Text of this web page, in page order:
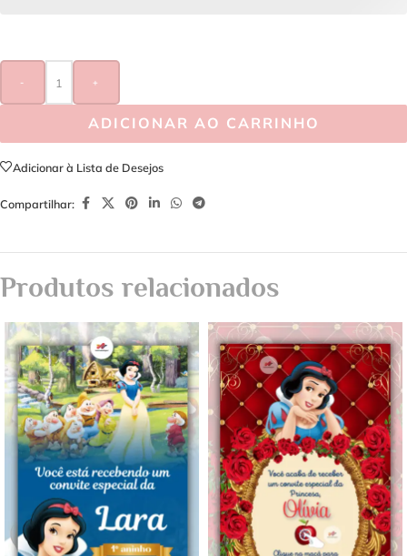
- +
ADICIONAR AO CARRINHO
Adicionar à Lista de Desejos
Compartilhar:
Produtos relacionados